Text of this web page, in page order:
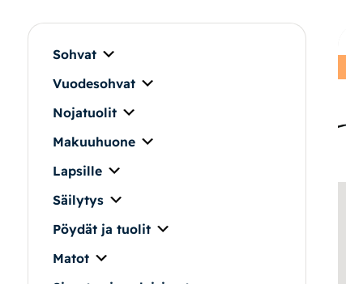
Pöydät ja tuolit
Säilytys
Työpöydät ja työtuolit
Matot
Ulkokalusteet
Valaisimet
Sohvat
Vuodesohvat
Nojatuolit
Makuuhuone
Lapsille
Säilytys
Pöydät ja tuolit
Matot